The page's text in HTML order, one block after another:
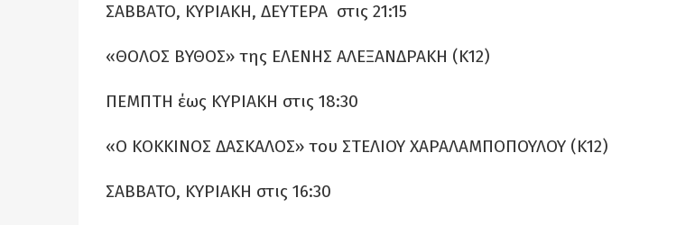
ΣΑΒΒΑΤΟ, ΚΥΡΙΑΚΗ, ΔΕΥΤΕΡΑ στις 21:15
«ΘΟΛΟΣ ΒΥΘΟΣ» της ΕΛΕΝΗΣ ΑΛΕΞΑΝΔΡΑΚΗ (Κ12)
ΠΕΜΠΤΗ έως ΚΥΡΙΑΚΗ στις 18:30
«Ο ΚΟΚΚΙΝΟΣ ΔΑΣΚΑΛΟΣ» του ΣΤΕΛΙΟΥ ΧΑΡΑΛΑΜΠΟΠΟΥΛΟΥ (Κ12)
ΣΑΒΒΑΤΟ, ΚΥΡΙΑΚΗ στις 16:30